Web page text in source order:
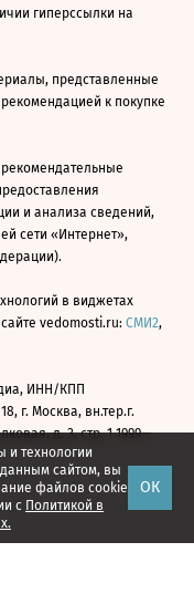
и технологии
сайтом, вы
файлов cookie
с Политикой в
ОК
гиперссылки на
представленные
к покупке
и анализа сведений,
сети «Интернет»,
в виджетах
vedomosti.ru: СМИ2,
ИНН/КПП
г. Москва, вн.тер.г.
д. 3, стр. 1 1999—